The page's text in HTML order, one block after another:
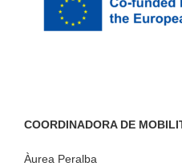
COORDINADORA DE
Àurea Peralba